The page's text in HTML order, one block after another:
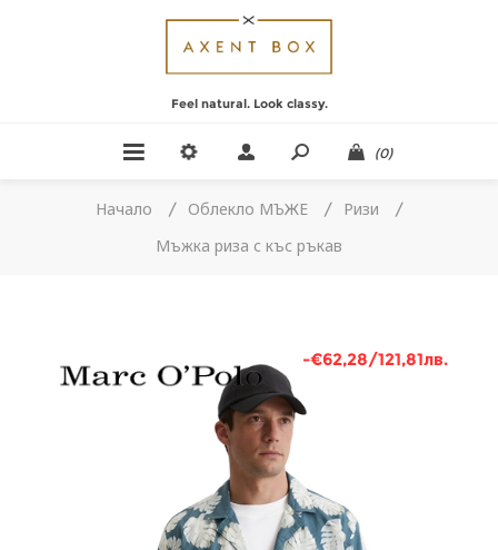
Feel natural. Look classy.
(0)
Начало / Облекло МЪЖЕ / Ризи
/
Мъжка риза с къс ръкав
-€62,28/121,81лв.